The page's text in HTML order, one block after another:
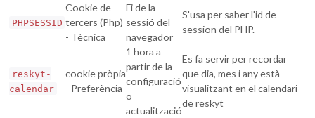
PHPSESSID
Cookie de
tercers (Php)
- Tècnica
Fi de la
sessió del
navegador
S'usa per saber l'id de
session del PHP.
reskyt-
calendar
cookie pròpia
- Preferència
1 hora a
partir de la
configuració
o
actualització
Es fa servir per recordar
que dia, mes i any està
visualitzant en el calendari
de reskyt